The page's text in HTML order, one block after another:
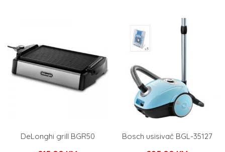
DeLonghi grill BGR50 Bosch usisivač BGL-35127